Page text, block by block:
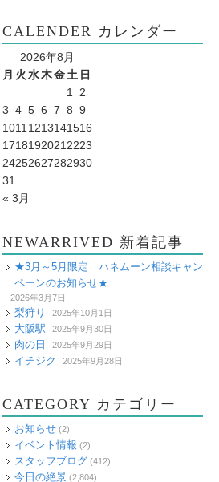
CALENDER カレンダー
2026年8月
月 火水木金土 日
1
2
3 4 5 6 7 8 9
1011 1213141516
1718192021 2223
24252627282930
31
« 3月
NEWARRIVED 新着記事
★3月～5月限定 ハネムーン相談キャン
ペーンのお知らせ★
2026年3月7日
梨狩り 2025年10月1日
大阪駅 2025年9月30日
肉の日 2025年9月29日
イチジク 2025年9月28日
CATEGORY カテゴリー
お知らせ (2)
イベント情報 (2)
スタッフブログ (412)
今日の絶景 (2,804)